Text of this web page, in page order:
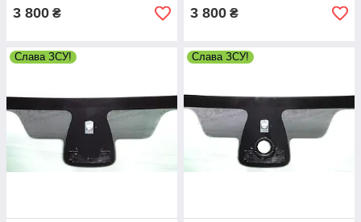
3 800 ₴ 3 800 ₴
Слава ЗСУ! Слава ЗСУ!